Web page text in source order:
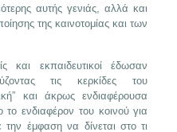
αυτής γενιάς, αλλά και
της καινοτομίας και των
και εκπαιδευτικοί έδωσαν
τις κερκίδες του
και άκρως ενδιαφέρουσα
ενδιαφέρον του κοινού για
έμφαση να δίνεται στο τι